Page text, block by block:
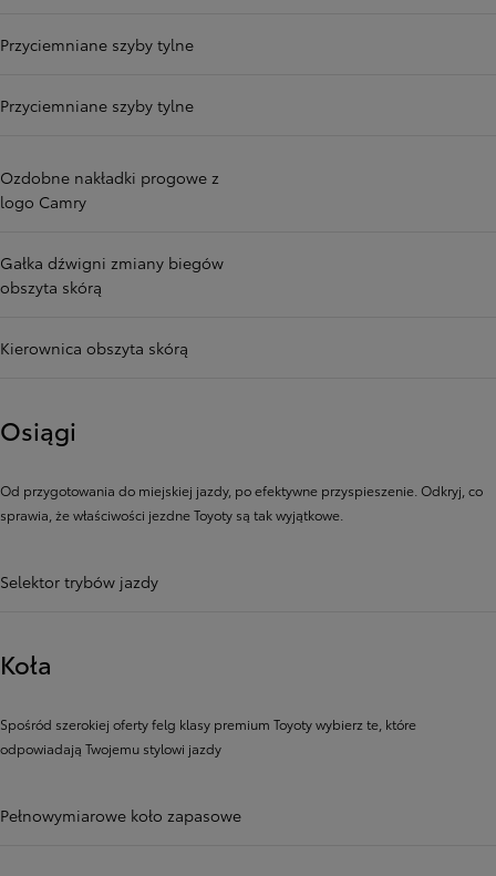
Przyciemniane szyby tylne
Przyciemniane szyby tylne
Ozdobne nakładki progowe z
logo Camry
Gałka dźwigni zmiany biegów
obszyta skórą
Kierownica obszyta skórą
Osiągi
Od przygotowania do miejskiej jazdy, po efektywne przyspieszenie. Odkryj, co
sprawia, że ​​właściwości jezdne Toyoty są tak wyjątkowe.
Selektor trybów jazdy
Koła
Spośród szerokiej oferty felg klasy premium Toyoty wybierz te, które
odpowiadają Twojemu stylowi jazdy
Pełnowymiarowe koło zapasowe